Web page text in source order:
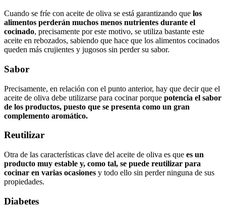
Cuando se fríe con aceite de oliva se está garantizando que los
alimentos perderán muchos menos nutrientes durante el
cocinado, precisamente por este motivo, se utiliza bastante este
aceite en rebozados, sabiendo que hace que los alimentos cocinados
queden más crujientes y jugosos sin perder su sabor.
Sabor
Precisamente, en relación con el punto anterior, hay que decir que el
aceite de oliva debe utilizarse para cocinar porque potencia el sabor
de los productos, puesto que se presenta como un gran
complemento aromático.
Reutilizar
Otra de las características clave del aceite de oliva es que es un
producto muy estable y, como tal, se puede reutilizar para
cocinar en varias ocasiones y todo ello sin perder ninguna de sus
propiedades.
Diabetes